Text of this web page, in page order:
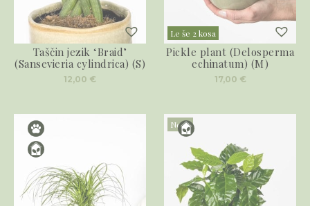
Taščin jezik ‘Braid’
(Sansevieria cylindrica) (S)
12,00 €
Le še 2 kosa
Pickle plant (Delosperma
echinatum) (M)
17,00 €
Novo